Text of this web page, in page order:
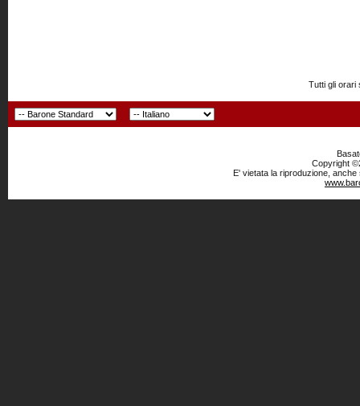
Tutti gli orari
Copyright
E' vietata la riproduzione,